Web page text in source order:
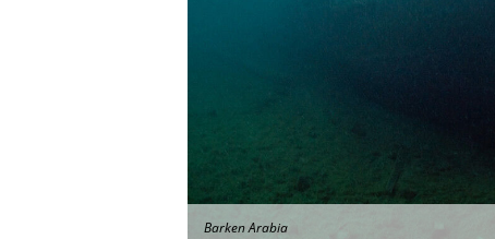
Barken Arabia